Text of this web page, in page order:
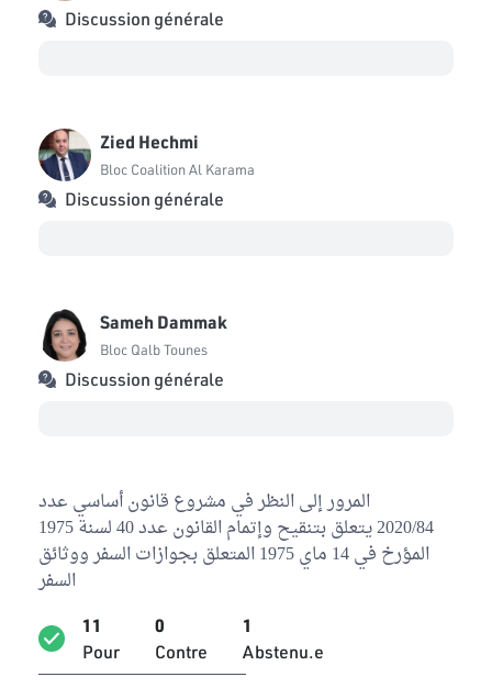
Discussion générale
Zied Hechmi
Bloc Coalition Al Karama
Discussion générale
Sameh Dammak
Bloc Qalb Tounes
Discussion générale
المرور إلى النظر في مشروع قانون أساسي عدد
2020/84 يتعلق بتنقيح وإتمام القانون عدد 40 لسنة 1975
المؤرخ في 14 ماي 1975 المتعلق بجوازات السفر ووثائق
السفر
11
Pour
0
Contre
1
Abstenu.e